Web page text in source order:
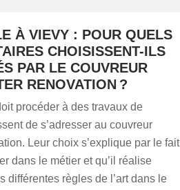
À VIEVY : POUR QUELS
CHOISISSENT-ILS
PAR LE COUVREUR
RENOVATION ?
procéder à des travaux de
de s’adresser au couvreur
Leur choix s’explique par le fait
dans le métier et qu’il réalise
différentes règles de l’art dans le